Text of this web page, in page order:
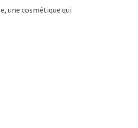
une cosmétique qui